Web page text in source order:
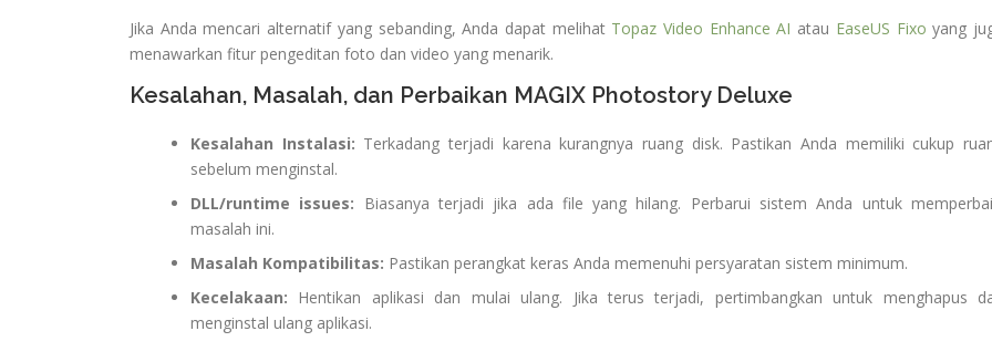
Jika Anda mencari alternatif yang sebanding, Anda dapat melihat Topaz Video Enhance AI atau EaseUS Fixo yang
menawarkan fitur pengeditan foto dan video yang menarik.
Kesalahan, Masalah, dan Perbaikan MAGIX Photostory Deluxe
Kesalahan Instalasi: Terkadang terjadi karena kurangnya ruang disk. Pastikan Anda memiliki cukup
sebelum menginstal.
DLL/runtime issues: Biasanya terjadi jika ada file yang hilang. Perbarui sistem Anda untuk
masalah ini.
Masalah Kompatibilitas: Pastikan perangkat keras Anda memenuhi persyaratan sistem minimum.
Kecelakaan: Hentikan aplikasi dan mulai ulang. Jika terus terjadi, pertimbangkan untuk menghapus
menginstal ulang aplikasi.